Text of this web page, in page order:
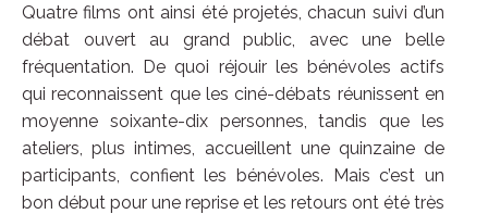
Quatre films ont ainsi été projetés, chacun suivi d’un
débat ouvert au grand public, avec une belle
fréquentation. De quoi réjouir les bénévoles actifs
qui reconnaissent que les ciné-débats réunissent en
moyenne soixante-dix personnes, tandis que les
ateliers, plus intimes, accueillent une quinzaine de
participants, confient les bénévoles. Mais c’est un
bon début pour une reprise et les retours ont été très